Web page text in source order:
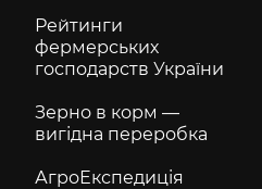
Рейтинги
фермерських
господарств України
Зерно в корм —
вигідна переробка
АгроЕкспедиція